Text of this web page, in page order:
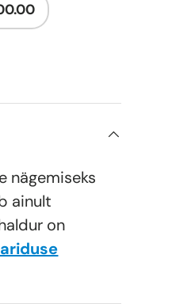
nägemiseks
ainult
on